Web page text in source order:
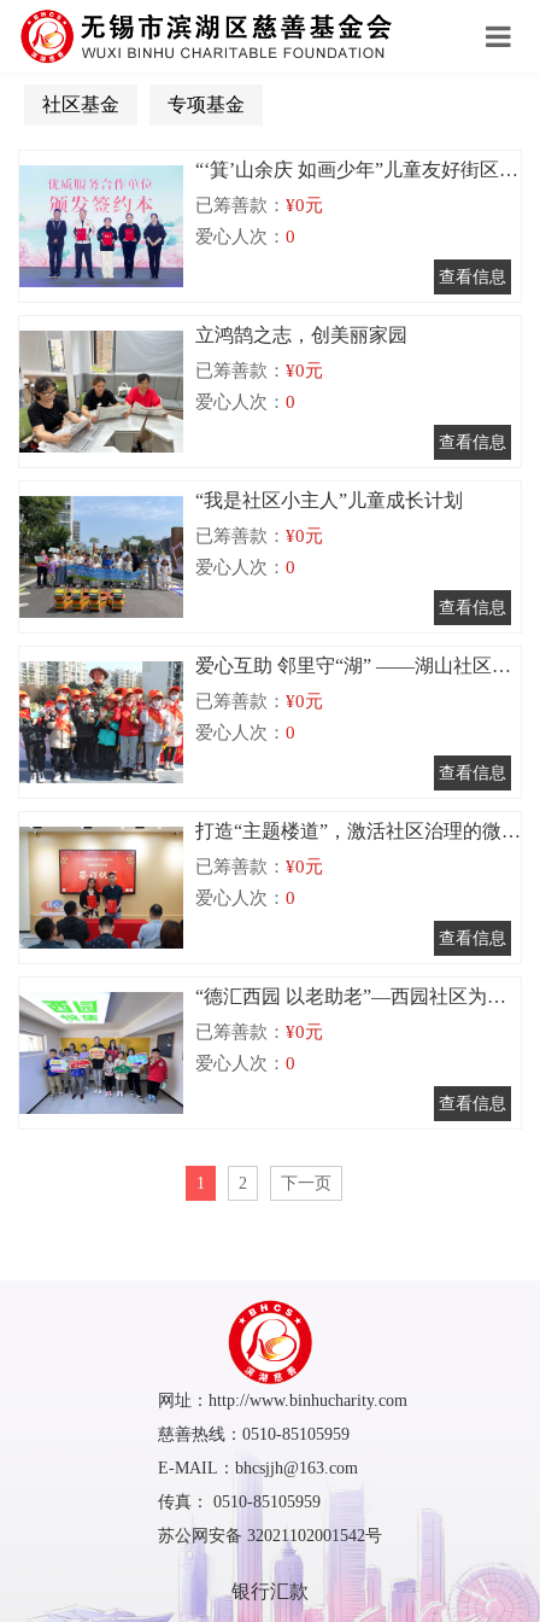
社区基金 专项基金
“‘箕’山余庆 如画少年”儿童友好街区项
目
已筹善款： ¥0元
爱心人次： 0
立鸿鹄之志，创美丽家园
已筹善款： ¥0元
爱心人次： 0
“我是社区小主人”儿童成长计划
已筹善款： ¥0元
爱心人次： 0
爱心互助 邻里守“湖” ——湖山社区互
助型社区打造项目
已筹善款： ¥0元
爱心人次： 0
打造“主题楼道”，激活社区治理的微细
胞
已筹善款： ¥0元
爱心人次： 0
“德汇西园 以老助老”—西园社区为老
志愿服务项目
已筹善款： ¥0元
爱心人次： 0
1 2 下一页
网址：http://www.binhucharity.com
慈善热线：0510-85105959
E-MAIL：bhcsjjh@163.com
传真： 0510-85105959
苏公网安备 32021102001542号
银行汇款